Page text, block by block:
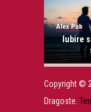
Alex Pub
Iubire
Copyright ©
Dragoste.